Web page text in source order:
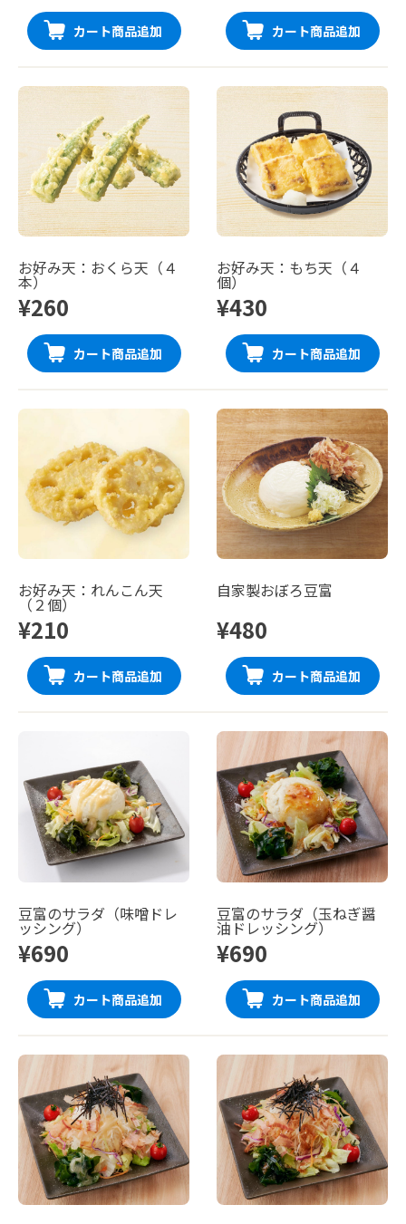
カート商品追加 カート商品追加
お好み天：おくら天（４
本）
¥260
カート商品追加
お好み天：もち天（４
個）
¥430
カート商品追加
お好み天：れんこん天
（２個）
¥210
カート商品追加
自家製おぼろ豆富
¥480
カート商品追加
豆富のサラダ（味噌ドレ
ッシング）
¥690
カート商品追加
豆富のサラダ（玉ねぎ醤
油ドレッシング）
¥690
カート商品追加